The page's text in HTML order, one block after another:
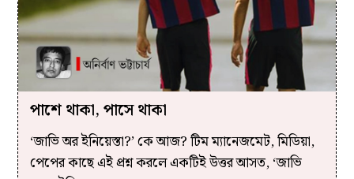
পাশে থাকা, পাসে থাকা
‘জাভি অর ইনিয়েস্তা?’ কে আজ? টিম ম্যানেজমেট, মিডিয়া,
পেপের কাছে এই প্রশ্ন করলে একটিই উত্তর আসত, ‘জাভি